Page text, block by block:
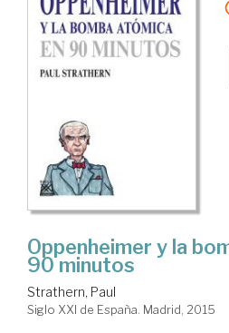
Oppenheimer y la
90 minutos
Strathern, Paul
Siglo XXI de España. Madrid, 2015